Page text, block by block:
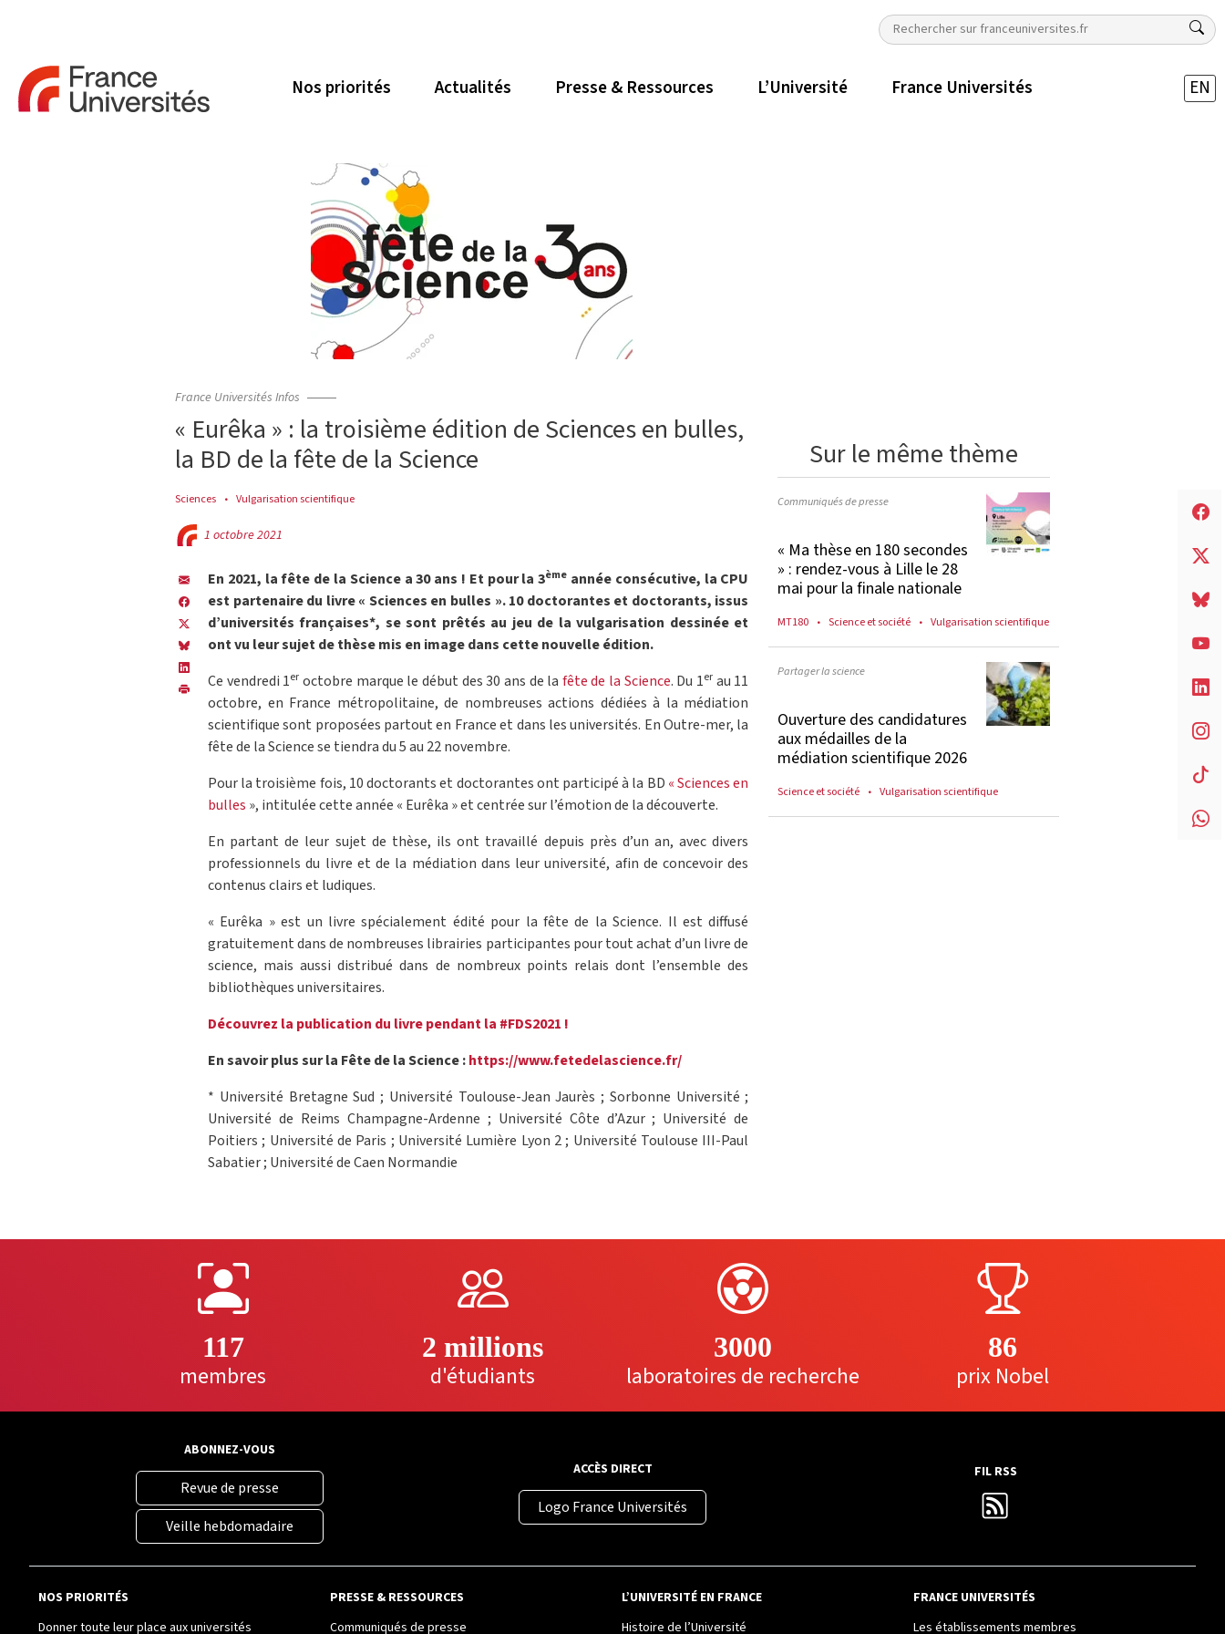
Nos priorités Actualités Presse & Ressources L’Université France Universités EN
France Universités Infos
« Eurêka » : la troisième édition de Sciences en bulles,
la BD de la fête de la Science
Sciences Vulgarisation scientifique
1 octobre 2021
En 2021, la fête de la Science a 30 ans ! Et pour la 3ème année consécutive, la CPU
est partenaire du livre « Sciences en bulles ». 10 doctorantes et doctorants, issus
d’universités françaises*, se sont prêtés au jeu de la vulgarisation dessinée et
ont vu leur sujet de thèse mis en image dans cette nouvelle édition.
Ce vendredi 1er octobre marque le début des 30 ans de la fête de la Science. Du 1er au 11
octobre, en France métropolitaine, de nombreuses actions dédiées à la médiation
scientifique sont proposées partout en France et dans les universités. En Outre-mer, la
fête de la Science se tiendra du 5 au 22 novembre.
Pour la troisième fois, 10 doctorants et doctorantes ont participé à la BD « Sciences en
bulles », intitulée cette année « Eurêka » et centrée sur l’émotion de la découverte.
En partant de leur sujet de thèse, ils ont travaillé depuis près d’un an, avec divers
professionnels du livre et de la médiation dans leur université, afin de concevoir des
contenus clairs et ludiques.
« Eurêka » est un livre spécialement édité pour la fête de la Science. Il est diffusé
gratuitement dans de nombreuses librairies participantes pour tout achat d’un livre de
science, mais aussi distribué dans de nombreux points relais dont l’ensemble des
bibliothèques universitaires.
Découvrez la publication du livre pendant la #FDS2021 !
En savoir plus sur la Fête de la Science :https://www.fetedelascience.fr/
* Université Bretagne Sud ; Université Toulouse-Jean Jaurès ; Sorbonne Université ;
Université de Reims Champagne-Ardenne ; Université Côte d’Azur ; Université de
Poitiers ; Université de Paris ; Université Lumière Lyon 2 ; Université Toulouse III-Paul
Sabatier ; Université de Caen Normandie
Sur le même thème
Communiqués de presse
« Ma thèse en 180 secondes
» : rendez-vous à Lille le 28
mai pour la finale nationale
MT180 Science et société Vulgarisation scientifique
Partager la science
Ouverture des candidatures
aux médailles de la
médiation scientifique 2026
Science et société Vulgarisation scientifique
117
membres
2 millions
d'étudiants
3000
laboratoires de recherche
86
prix Nobel
ABONNEZ-VOUS
Revue de presse
Veille hebdomadaire
ACCÈS DIRECT
Logo France Universités
FIL RSS
NOS PRIORITÉS
Donner toute leur place aux universités
PRESSE & RESSOURCES
Communiqués de presse
L’UNIVERSITÉ EN FRANCE
Histoire de l’Université
FRANCE UNIVERSITÉS
Les établissements membres